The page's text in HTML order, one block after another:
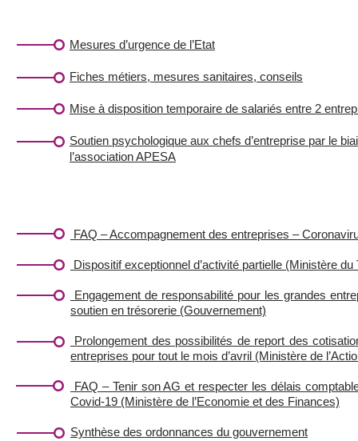
Mesures d’urgence de l’Etat
Fiches métiers, mesures sanitaires, conseils
Mise à disposition temporaire de salariés entre 2
Soutien psychologique aux chefs d’entreprise par le
l’association APESA
FAQ – Accompagnement des entreprises –
Dispositif exceptionnel d’activité partielle (Ministère du
Engagement de responsabilité pour les grandes
soutien en trésorerie (Gouvernement)
Prolongement des possibilités de report des
entreprises pour tout le mois d’avril (Ministère de
FAQ – Tenir son AG et respecter les délais
Covid-19 (Ministère de l’Economie et des Finances)
Synthèse des ordonnances du gouvernement